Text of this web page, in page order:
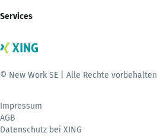
Services
© New Work SE | Alle Rechte vorbehalten
Impressum
AGB
Datenschutz bei XING